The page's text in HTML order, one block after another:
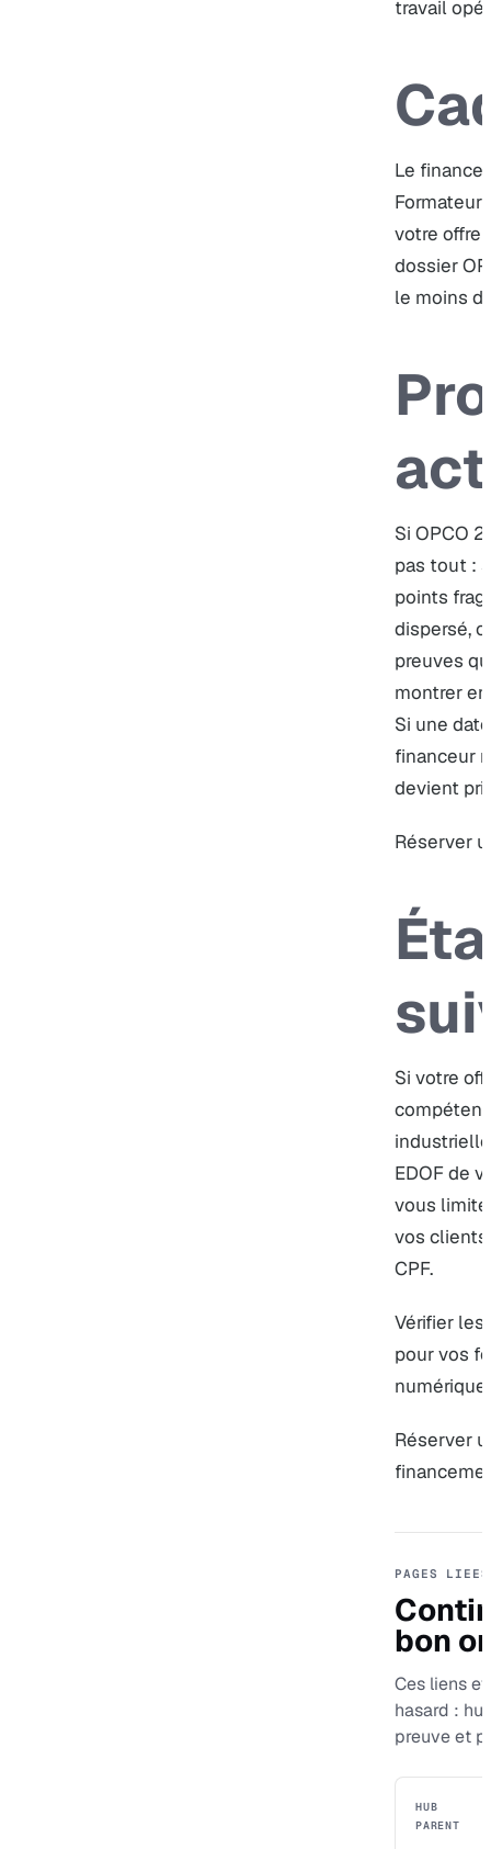
travail
Le
Formateur
votre offre
dossier
le moins
Si OPCO
pas tout :
points
dispersé,
preuves
montrer
Si une
financeur
devient
Réserver
Si votre
EDOF de
vous
vos
CPF.
Vérifier les
pour vos
numérique
Réserver
PAGES LIEES
bon
Ces liens
hasard :
preuve et
HUB
PARENT